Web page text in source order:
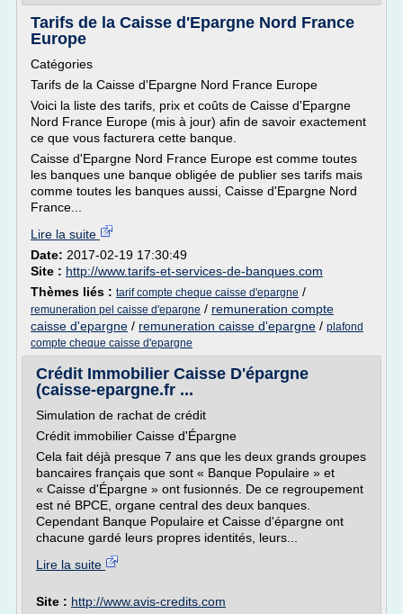
Tarifs de la Caisse d'Epargne Nord France
Europe
Catégories
Tarifs de la Caisse d'Epargne Nord France Europe
Voici la liste des tarifs, prix et coûts de Caisse d'Epargne
Nord France Europe (mis à jour) afin de savoir exactement
ce que vous facturera cette banque.
Caisse d'Epargne Nord France Europe est comme toutes
les banques une banque obligée de publier ses tarifs mais
comme toutes les banques aussi, Caisse d'Epargne Nord
France...
Lire la suite
Date: 2017-02-19 17:30:49
Site : http://www.tarifs-et-services-de-banques.com
Thèmes liés : tarif compte cheque caisse d'epargne /
remuneration pel caisse d'epargne / remuneration compte
caisse d'epargne / remuneration caisse d'epargne / plafond
compte cheque caisse d'epargne
Crédit Immobilier Caisse D'épargne
(caisse-epargne.fr ...
Simulation de rachat de crédit
Crédit immobilier Caisse d'Épargne
Cela fait déjà presque 7 ans que les deux grands groupes
bancaires français que sont « Banque Populaire » et
« Caisse d'Épargne » ont fusionnés. De ce regroupement
est né BPCE, organe central des deux banques.
Cependant Banque Populaire et Caisse d'épargne ont
chacune gardé leurs propres identités, leurs...
Lire la suite
Site : http://www.avis-credits.com